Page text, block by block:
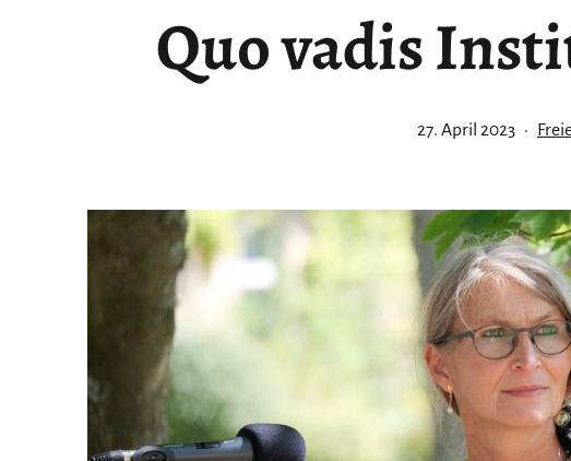
Quo vadis
Veröffentlicht
27. April 2023